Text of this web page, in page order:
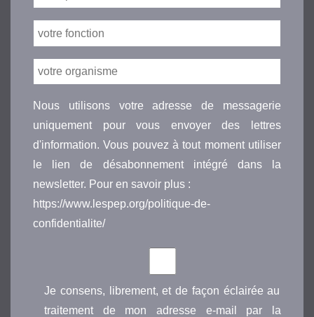
Nous utilisons votre adresse de messagerie
uniquement pour vous envoyer des lettres
d'information. Vous pouvez à tout moment utiliser
le lien de désabonnement intégré dans la
newsletter. Pour en savoir plus :
https://www.lespep.org/politique-de-
confidentialite/
Je consens, librement, et de façon éclairée au
traitement de mon adresse e-mail par la